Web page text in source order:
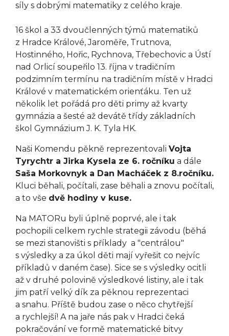
síly s dobrými matematiky z celého kraje.
16 škol a 33 dvoučlenných týmů matematiků
z Hradce Králové, Jaroměře, Trutnova,
Hostinného, Hořic, Rychnova, Třebechovic a Ústí
nad Orlicí soupeřilo 13. října v tradičním
podzimním termínu na tradičním místě v Hradci
Králové v matematickém orienťáku. Ten už
několik let pořádá pro děti primy až kvarty
gymnázia a šesté až devátě třídy základních
škol Gymnázium J. K. Tyla HK.
Naši Komendu pěkně reprezentovali Vojta
Tyrychtr a Jirka Kysela ze 6. ročníku a dále
Saša Morkovnyk a Dan Macháček z 8.ročníku.
Kluci běhali, počítali, zase běhali a znovu počítali,
a to vše dvě hodiny v kuse.
Na MATORu byli úplně poprvé, ale i tak
pochopili celkem rychle strategii závodu (běhá
se mezi stanovišti s příklady a "centrálou"
s výsledky a za úkol děti mají vyřešit co nejvíc
příkladů v daném čase). Sice se s výsledky ocitli
až v druhé polovině výsledkové listiny, ale i tak
jim patří velký dík za pěknou reprezentaci
a snahu. Příště budou zase o něco chytřejší
a rychlejší! A na jaře nás pak v Hradci čeká
pokračování ve formě matematické bitvy